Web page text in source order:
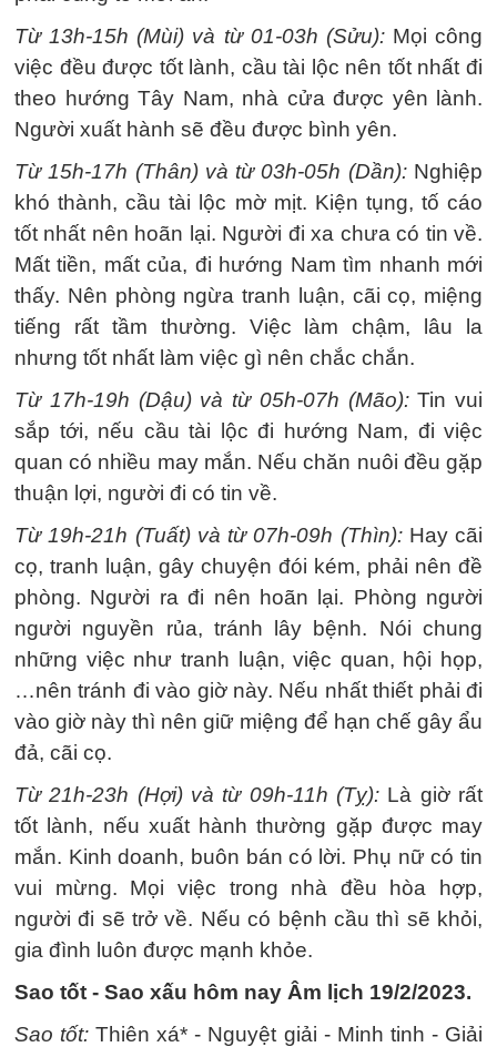
Từ 13h-15h (Mùi) và từ 01-03h (Sửu):Mọi công
việc đều được tốt lành, cầu tài lộc nên tốt nhất đi
theo hướng Tây Nam, nhà cửa được yên lành.
Người xuất hành sẽ đều được bình yên.
Từ 15h-17h (Thân) và từ 03h-05h (Dần):Nghiệp
khó thành, cầu tài lộc mờ mịt. Kiện tụng, tố cáo
tốt nhất nên hoãn lại. Người đi xa chưa có tin về.
Mất tiền, mất của, đi hướng Nam tìm nhanh mới
thấy. Nên phòng ngừa tranh luận, cãi cọ, miệng
tiếng rất tầm thường. Việc làm chậm, lâu la
nhưng tốt nhất làm việc gì nên chắc chắn.
Từ 17h-19h (Dậu) và từ 05h-07h (Mão):Tin vui
sắp tới, nếu cầu tài lộc đi hướng Nam, đi việc
quan có nhiều may mắn. Nếu chăn nuôi đều gặp
thuận lợi, người đi có tin về.
Từ 19h-21h (Tuất) và từ 07h-09h (Thìn):Hay cãi
cọ, tranh luận, gây chuyện đói kém, phải nên đề
phòng. Người ra đi nên hoãn lại. Phòng người
người nguyền rủa, tránh lây bệnh. Nói chung
những việc như tranh luận, việc quan, hội họp,
…nên tránh đi vào giờ này. Nếu nhất thiết phải đi
vào giờ này thì nên giữ miệng để hạn chế gây ẩu
đả, cãi cọ.
Từ 21h-23h (Hợi) và từ 09h-11h (Tỵ): Là giờ rất
tốt lành, nếu xuất hành thường gặp được may
mắn. Kinh doanh, buôn bán có lời. Phụ nữ có tin
vui mừng. Mọi việc trong nhà đều hòa hợp,
người đi sẽ trở về. Nếu có bệnh cầu thì sẽ khỏi,
gia đình luôn được mạnh khỏe.
Sao tốt - Sao xấu hôm nay Âm lịch 19/2/2023.
Sao tốt: Thiên xá* - Nguyệt giải - Minh tinh - Giải